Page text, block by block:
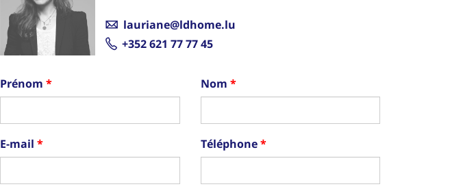
lauriane@ldhome.lu
+352 621 77 77 45
Prénom Nom
E-mail Téléphone